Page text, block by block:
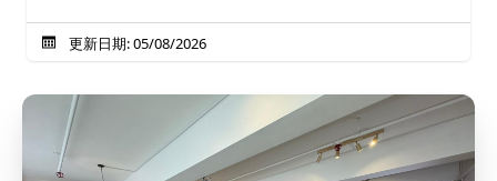
更新日期: 05/08/2026